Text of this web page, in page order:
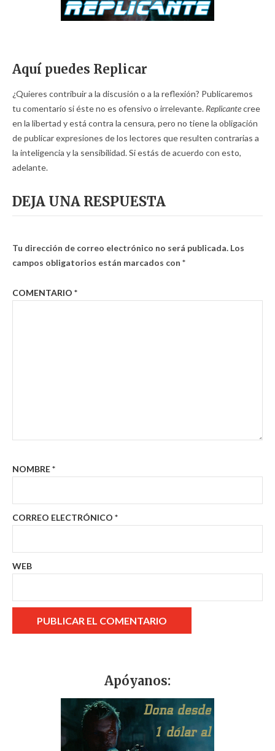
Aquí puedes Replicar
¿Quieres contribuir a la discusión o a la reflexión? Publicaremos
tu comentario si éste no es ofensivo o irrelevante. Replicantecree
en la libertad y está contra la censura, pero no tiene la obligación
de publicar expresiones de los lectores que resulten contrarias a
la inteligencia y la sensibilidad. Si estás de acuerdo con esto,
adelante.
DEJA UNA RESPUESTA
Tu dirección de correo electrónico no será publicada. Los
campos obligatorios están marcados con *
COMENTARIO *
NOMBRE*
CORREO ELECTRÓNICO *
WEB
Apóyanos: